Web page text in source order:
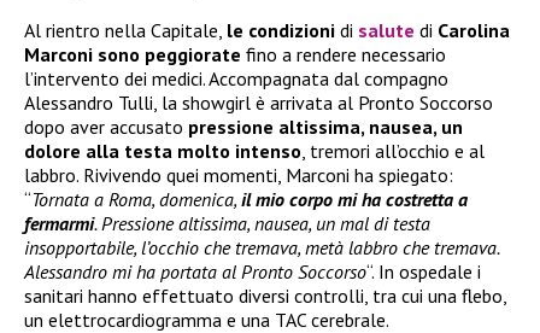
Al rientro nella Capitale, le condizioni di salute di Carolina
Marconi sono peggiorate fino a rendere necessario
l’intervento dei medici. Accompagnata dal compagno
Alessandro Tulli, la showgirl è arrivata al Pronto Soccorso
dopo aver accusato pressione altissima, nausea, un
dolore alla testa molto intenso , tremori all’occhio e al
labbro. Rivivendo quei momenti, Marconi ha spiegato:
“Tornata a Roma, domenica, il mio corpo mi ha costretta a
fermarmi. Pressione altissima, nausea, un mal di testa
insopportabile, l’occhio che tremava, metà labbro che tremava.
Alessandro mi ha portata al Pronto Soccorso“. In ospedale i
sanitari hanno effettuato diversi controlli, tra cui una flebo,
un elettrocardiogramma e una TAC cerebrale.